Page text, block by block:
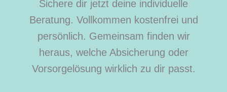
Sichere dir jetzt deine individuelle
Beratung. Vollkommen kostenfrei und
persönlich. Gemeinsam finden wir
heraus, welche Absicherung oder
Vorsorgelösung wirklich zu dir passt.